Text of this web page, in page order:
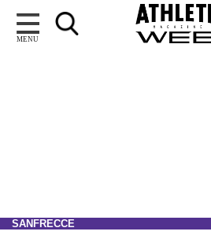
MENU
SANFRECCE